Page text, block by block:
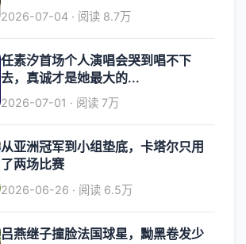
2026-07-04 · 阅读 8.7万
任素汐首场个人演唱会哭到唱不下
去，真诚才是她最大的...
2026-07-01 · 阅读 7万
从亚洲冠军到小组垫底，卡塔尔只用
了两场比赛
2026-06-26 · 阅读 6.5万
吕燕继子撞脸法国球星，黝黑卷发少